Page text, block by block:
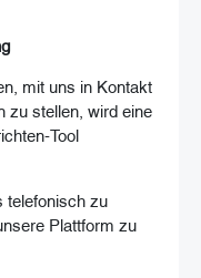
mit uns in Kontakt
zu stellen, wird eine
Tool
telefonisch zu
Plattform zu